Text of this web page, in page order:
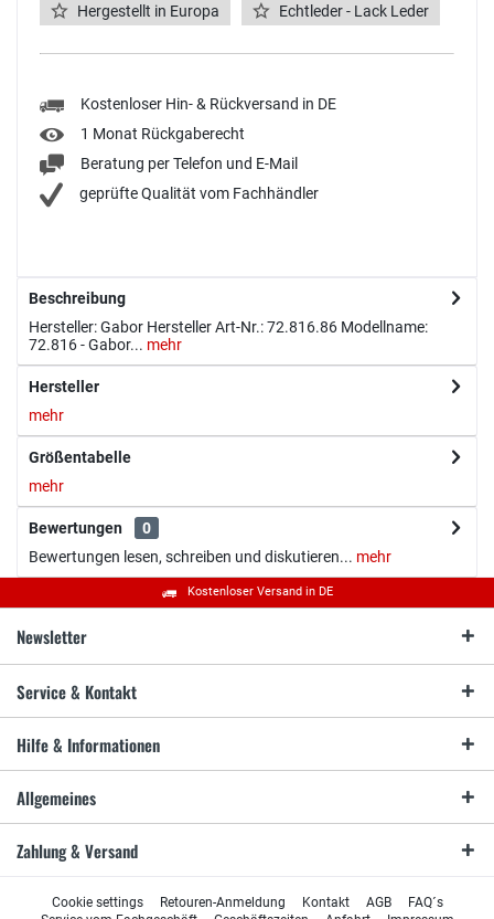
Hergestellt in Europa Echtleder - Lack Leder
Kostenloser Hin- & Rückversand in DE
1 Monat Rückgaberecht
Beratung per Telefon und E-Mail
geprüfte Qualität vom Fachhändler
Beschreibung
Hersteller: Gabor Hersteller Art-Nr.: 72.816.86 Modellname:
72.816 - Gabor... mehr
Hersteller
mehr
Größentabelle
mehr
Bewertungen
0
Bewertungen lesen, schreiben und diskutieren... mehr
Kostenloser Versand in DE
Newsletter
Service & Kontakt
Hilfe & Informationen
Allgemeines
Zahlung & Versand
Cookie settings Retouren-Anmeldung Kontakt AGB
FAQ´s